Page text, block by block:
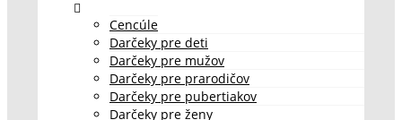
Cencúle
Darčeky pre deti
Darčeky pre mužov
Darčeky pre prarodičov
Darčeky pre pubertiakov
Darčeky pre ženy